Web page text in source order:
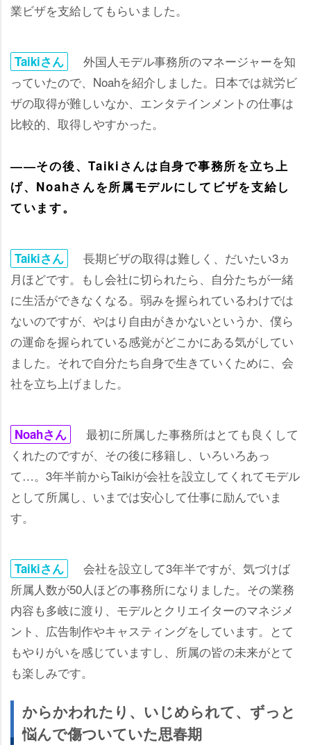
業ビザを支給してもらいました。
Taikiさん
外国人モデル事務所のマネージャーを知
っていたので、Noahを紹介しました。日本では就労ビ
ザの取得が難しいなか、エンタテインメントの仕事は
比較的、取得しやすかった。
――その後、Taikiさんは自身で事務所を立ち上
げ、Noahさんを所属モデルにしてビザを支給し
ています。
Taikiさん
長期ビザの取得は難しく、だいたい3ヵ
月ほどです。もし会社に切られたら、自分たちが一緒
に生活ができなくなる。弱みを握られているわけでは
ないのですが、やはり自由がきかないというか、僕ら
の運命を握られている感覚がどこかにある気がしてい
ました。それで自分たち自身で生きていくために、会
社を立ち上げました。
Noahさん
最初に所属した事務所はとても良くして
くれたのですが、その後に移籍し、いろいろあっ
て…。3年半前からTaikiが会社を設立してくれてモデル
として所属し、いまでは安心して仕事に励んでいま
す。
Taikiさん
会社を設立して3年半ですが、気づけば
所属人数が50人ほどの事務所になりました。その業務
内容も多岐に渡り、モデルとクリエイターのマネジメ
ント、広告制作やキャスティングをしています。とて
もやりがいを感じていますし、所属の皆の未来がとて
も楽しみです。
からかわれたり、いじめられて、ずっと
悩んで傷ついていた思春期